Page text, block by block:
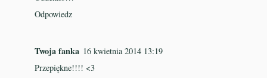
Odpowiedz
Twoja fanka 16 kwietnia 2014 13:19
Przepiękne!!!! <3